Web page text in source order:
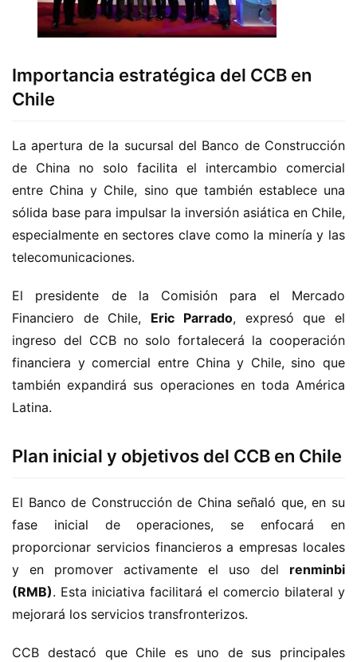
Importancia estratégica del CCB en
Chile
La apertura de la sucursal del Banco de Construcción
de China no solo facilita el intercambio comercial
entre China y Chile, sino que también establece una
sólida base para impulsar la inversión asiática en Chile,
especialmente en sectores clave como la minería y las
telecomunicaciones.
El presidente de la Comisión para el Mercado
Financiero de Chile, Eric Parrado, expresó que el
ingreso del CCB no solo fortalecerá la cooperación
financiera y comercial entre China y Chile, sino que
también expandirá sus operaciones en toda América
Latina.
Plan inicial y objetivos del CCB en Chile
El Banco de Construcción de China señaló que, en su
fase inicial de operaciones, se enfocará en
proporcionar servicios financieros a empresas locales
y en promover activamente el uso del renminbi
(RMB). Esta iniciativa facilitará el comercio bilateral y
mejorará los servicios transfronterizos.
CCB destacó que Chile es uno de sus principales